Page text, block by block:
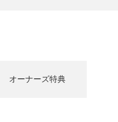
オーナーズ特典